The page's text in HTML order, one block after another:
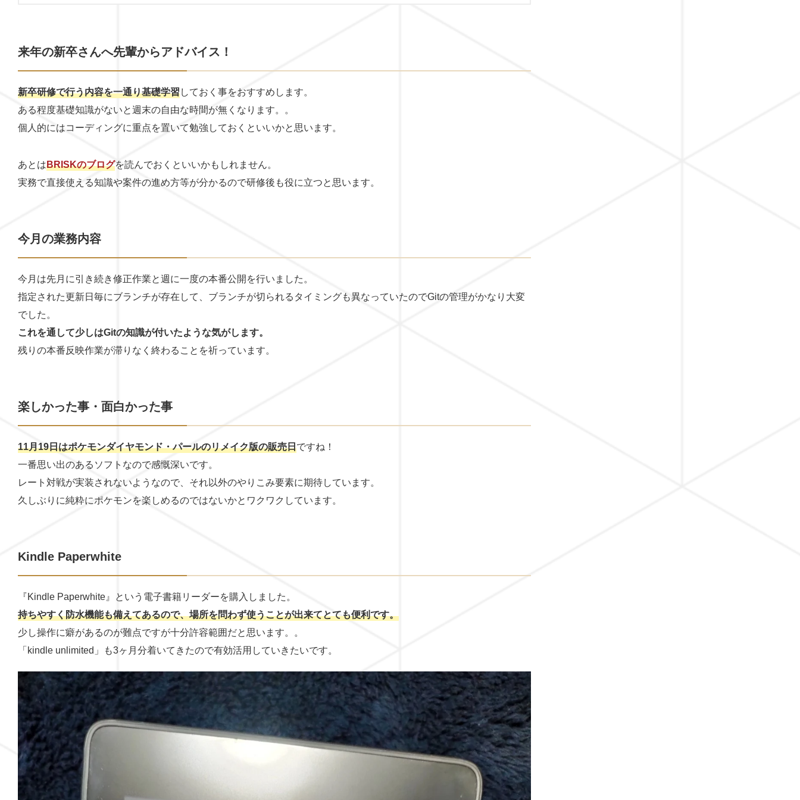
来年の新卒さんへ先輩からアドバイス！
新卒研修で行う内容を一通り基礎学習しておく事をおすすめします。
ある程度基礎知識がないと週末の自由な時間が無くなります。。
個人的にはコーディングに重点を置いて勉強しておくといいかと思います。
あとはBRISKのブログを読んでおくといいかもしれません。
実務で直接使える知識や案件の進め方等が分かるので研修後も役に立つと思います。
今月の業務内容
今月は先月に引き続き修正作業と週に一度の本番公開を行いました。
指定された更新日毎にブランチが存在して、ブランチが切られるタイミングも異なっていたのでGitの管理がかなり大変
でした。
これを通して少しはGitの知識が付いたような気がします。
残りの本番反映作業が滞りなく終わることを祈っています。
楽しかった事・面白かった事
11月19日はポケモンダイヤモンド・パールのリメイク版の販売日ですね！
一番思い出のあるソフトなので感慨深いです。
レート対戦が実装されないようなので、それ以外のやりこみ要素に期待しています。
久しぶりに純粋にポケモンを楽しめるのではないかとワクワクしています。
Kindle Paperwhite
『Kindle Paperwhite』という電子書籍リーダーを購入しました。
持ちやすく防水機能も備えてあるので、場所を問わず使うことが出来てとても便利です。
少し操作に癖があるのが難点ですが十分許容範囲だと思います。。
「kindle unlimited」も3ヶ月分着いてきたので有効活用していきたいです。